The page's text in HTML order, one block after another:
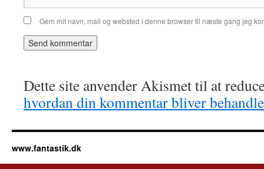
Gem mit navn, mail og websted i denne browser til næste gang jeg
Dette site anvender Akismet til at
hvordan din kommentar bliver
www.fantastik.dk